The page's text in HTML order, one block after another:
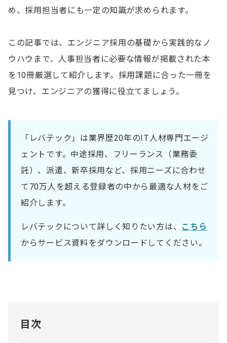
め、採用担当者にも一定の知識が求められます。
この記事では、エンジニア採用の基礎から実践的なノ
ウハウまで、人事担当者に必要な情報が掲載された本
を10冊厳選して紹介します。採用課題に合った一冊を
見つけ、エンジニアの獲得に役立てましょう。
「レバテック」は業界歴20年のIT人材専門エージ
ェントです。中途採用、フリーランス（業務委
託）、派遣、新卒採用など、採用ニーズに合わせ
て70万人を超える登録者の中から最適な人材をご
紹介します。
レバテックについて詳しく知りたい方は、 こちら
からサービス資料をダウンロードしてください。
目次